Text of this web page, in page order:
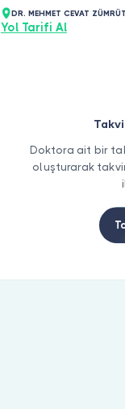
DR. MEHMET CEVAT ZÜMRÜT
Yol Tarifi Al
Doktora ait bir
oluşturarak